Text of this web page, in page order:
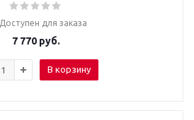
Доступен для заказа
7 770руб.
В корзину